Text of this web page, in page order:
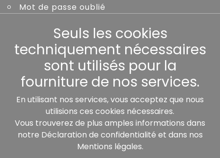
Mot de passe oublié
Nos partenaires:
Seuls les cookies
techniquement nécessaires
sont utilisés pour la
fourniture de nos services.
En utilisant nos services, vous acceptez que nous
utilisions ces cookies nécessaires.
Vous trouverez de plus amples informations dans
notre Déclaration de confidentialité et dans nos
Mentions légales.